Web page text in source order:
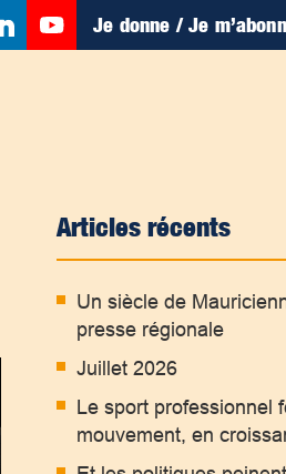
Je donne / Je
Articles récents
Un siècle de
presse régionale
Juillet 2026
Le sport professionnel
mouvement, en